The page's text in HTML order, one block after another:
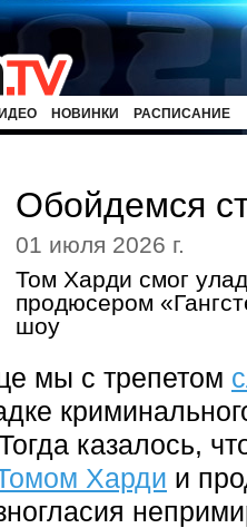
НОВИНКИ РАСПИСАНИЕ
Обойдемся
01 июля 2026 г.
Том Харди смог
продюсером
шоу
мы с трепетом
казалось,
Харди и